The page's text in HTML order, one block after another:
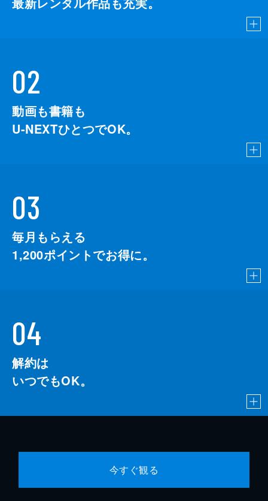
02
動画も書籍も
U-NEXTひとつでOK。
03
毎月もらえる
1,200ポイントでお得に。
04
解約は
いつでもOK。
今すぐ観る